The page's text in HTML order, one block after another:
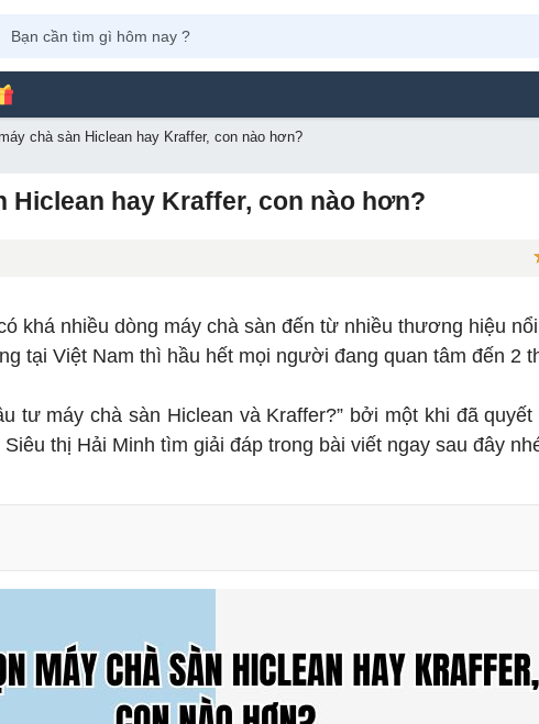
Máy
chà sàn Hiclean hay Kraffer, con nào hơn?
Hiclean hay Kraffer, con nào hơn?
khá nhiều dòng máy chà sàn đến từ nhiều thương hiệu
tại Việt Nam thì hầu hết mọi người đang quan tâm đến 2
tư máy chà sàn Hiclean và Kraffer?” bởi một khi đã
thị Hải Minh tìm giải đáp trong bài viết ngay sau đây
sàn
sàn